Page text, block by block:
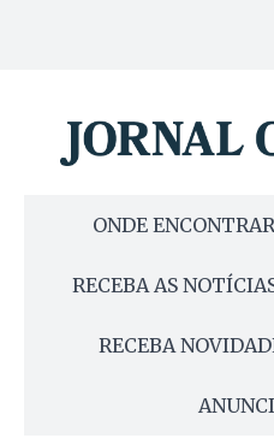
ONDE
RECEBA AS
RECEBA